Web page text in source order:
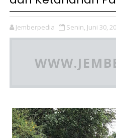
Jemberpedia Senin, Juni 30,